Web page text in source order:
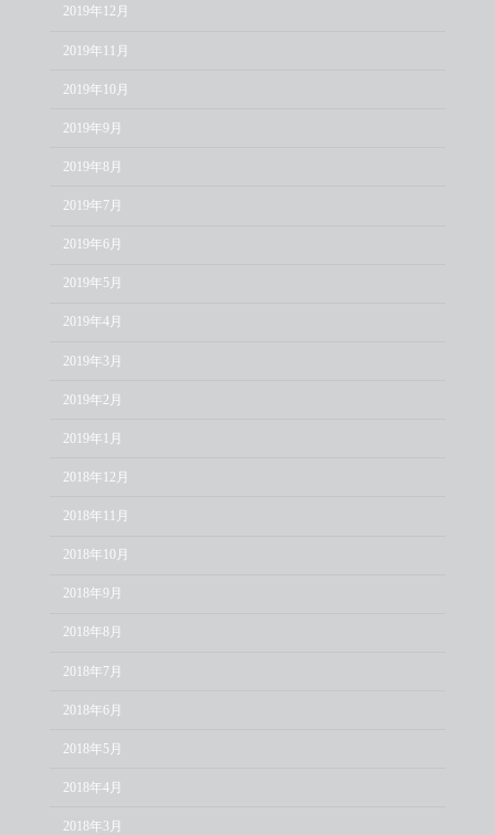
2019年12月
2019年11月
2019年10月
2019年9月
2019年8月
2019年7月
2019年6月
2019年5月
2019年4月
2019年3月
2019年2月
2019年1月
2018年12月
2018年11月
2018年10月
2018年9月
2018年8月
2018年7月
2018年6月
2018年5月
2018年4月
2018年3月